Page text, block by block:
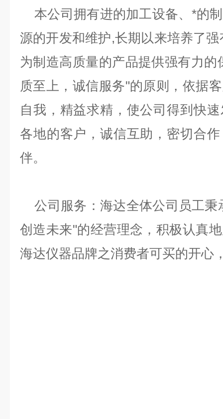
本公司拥有进的加工设备、*的
源的开发和维护,长期以来培养了
为制造高质量的产品提供强有力的
质至上，诚信服务"的原则，依据
自我，精益求精，使公司得到快
各地的客户，诚信互助，密切合
伴。
公司服务：海达全体公司员工秉
创造未来"的经营理念，积极认真
海达仪器品牌之消费者可买的开心